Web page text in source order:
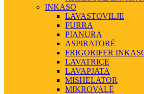
INKASO
LAVASTOVILJE
FURRA
PIANURA
ASPIRATORË
FRIGORIFER
LAVATRIÇE
LAVAPJATA
MISHELATOR
MIKROVALË